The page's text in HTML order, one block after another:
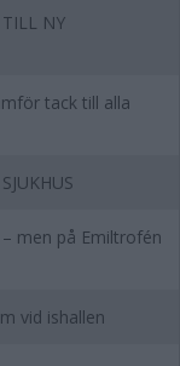
NY
tack till alla
men på Emiltrofén
vid ishallen